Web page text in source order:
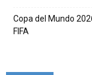
Copa del Mundo
FIFA